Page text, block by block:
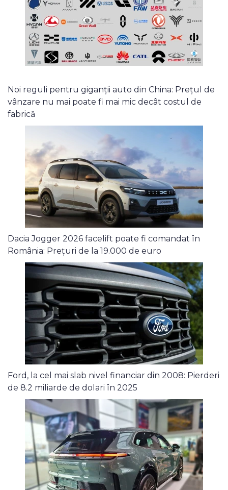
Noi reguli pentru giganții auto din China: Prețul de
vânzare nu mai poate fi mai mic decât costul de
fabrică
Dacia Jogger 2026 facelift poate fi comandat în
România: Prețuri de la 19.000 de euro
Ford, la cel mai slab nivel financiar din 2008: Pierderi
de 8.2 miliarde de dolari în 2025